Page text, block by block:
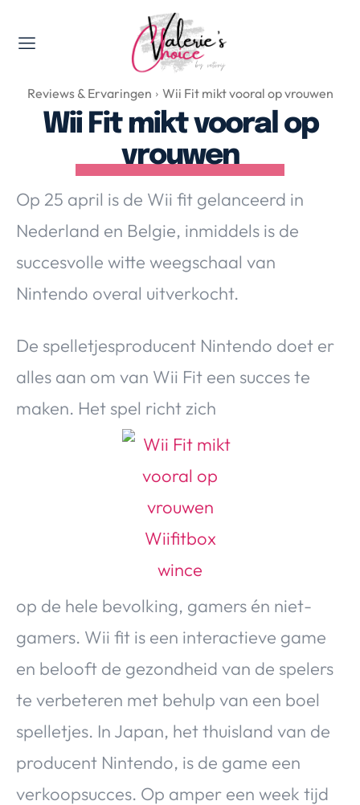
Valerie's Topics
Travel & Culture
Food & Drinks
Happyness & Opmerkelijk
Lifestyle, Sport & Duurzaamheid
Gadgets & Tech
Top 5 van Valerie
Health & Beauty
Huis & Tuin
Nieuws & Media
Over Valerie
Contact
Health & Beauty Gadgets
Travel
Lifestyle
Reviews & Ervaringen Wii Fit mikt vooral op vrouwen
Wii Fit mikt vooral op
vrouwen
Op 25 april is de Wii fit gelanceerd in
Nederland en Belgie, inmiddels is de
succesvolle witte weegschaal van
Nintendo overal uitverkocht.
De spelletjesproducent Nintendo doet er
alles aan om van Wii Fit een succes te
maken. Het spel richt zich
op de hele bevolking, gamers én niet-
gamers. Wii fit is een interactieve game
en belooft de gezondheid van de spelers
te verbeteren met behulp van een boel
spelletjes. In Japan, het thuisland van de
producent Nintendo, is de game een
verkoopsucces. Op amper een week tijd